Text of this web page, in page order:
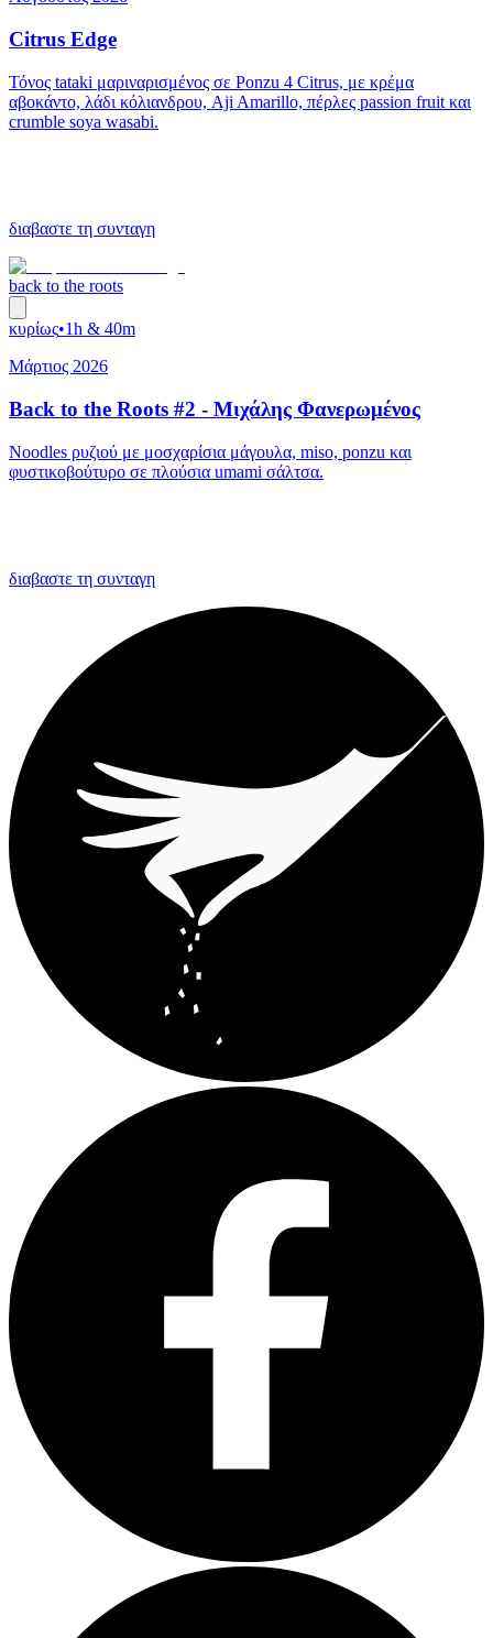
Citrus Edge
Τόνος tataki μαριναρισμένος σε Ponzu 4 Citrus, με κρέμα
αβοκάντο, λάδι κόλιανδρου, Aji Amarillo, πέρλες passion fruit και
crumble soya wasabi.
διαβαστε τη συνταγη
back to the roots
κυρίως•1h & 40m
Μάρτιος 2026
Back to the Roots #2 - Μιχάλης Φανερωμένος
Noodles ρυζιού με μοσχαρίσια μάγουλα, miso, ponzu και
φυστικοβούτυρο σε πλούσια umami σάλτσα.
διαβαστε τη συνταγη